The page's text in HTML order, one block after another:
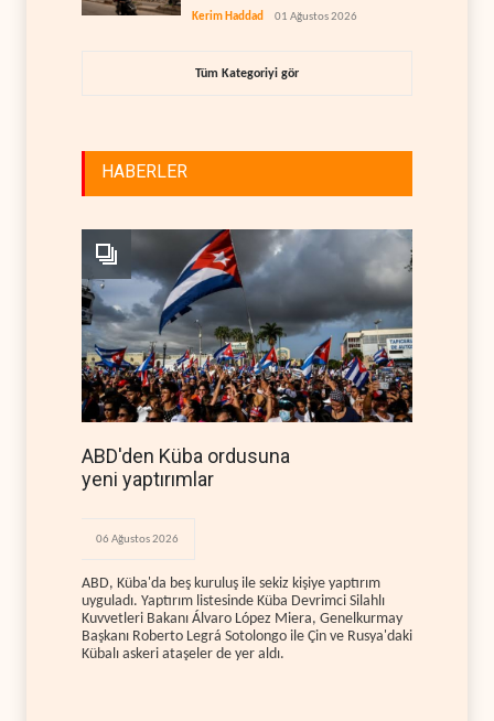
Kerim Haddad 01 Ağustos 2026
Tüm Kategoriyi gör
HABERLER
ABD'den Küba ordusuna
yeni yaptırımlar
06 Ağustos 2026
ABD, Küba'da beş kuruluş ile sekiz kişiye yaptırım
uyguladı. Yaptırım listesinde Küba Devrimci Silahlı
Kuvvetleri Bakanı Álvaro López Miera, Genelkurmay
Başkanı Roberto Legrá Sotolongo ile Çin ve Rusya'daki
Kübalı askeri ataşeler de yer aldı.